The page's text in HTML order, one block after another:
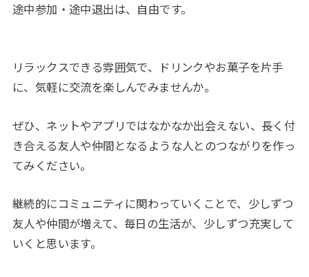
途中参加・途中退出は、自由です。
リラックスできる雰囲気で、ドリンクやお菓子を片手
に、気軽に交流を楽しんでみませんか。
ぜひ、ネットやアプリではなかなか出会えない、長く付
き合える友人や仲間となるような人とのつながりを作っ
てみください。
継続的にコミュニティに関わっていくことで、少しずつ
友人や仲間が増えて、毎日の生活が、少しずつ充実して
いくと思います。